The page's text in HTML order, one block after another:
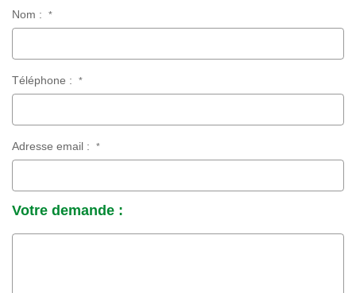
Nom :*
Téléphone :*
Adresse email :*
Votre demande :